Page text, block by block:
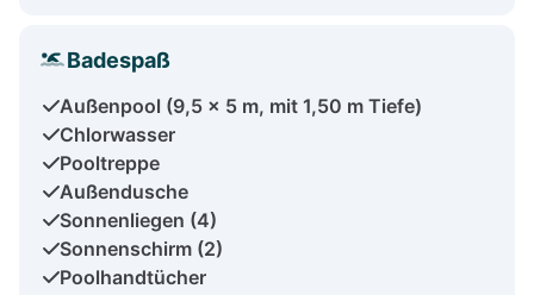
Badespaß
Außenpool (9,5 x 5 m, mit 1,50 m Tiefe)
Chlorwasser
Pooltreppe
Außendusche
Sonnenliegen (4)
Sonnenschirm (2)
Poolhandtücher